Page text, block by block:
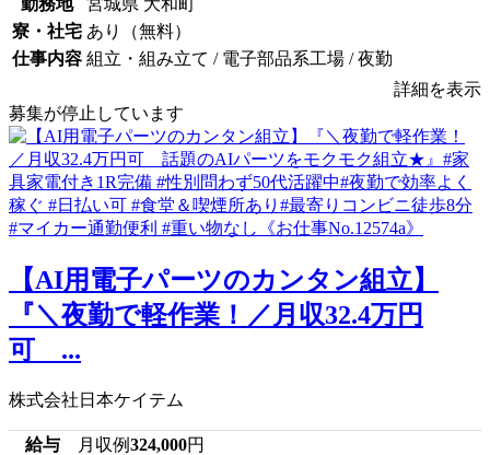
勤務地
宮城県 大和町
寮・社宅 あり（無料）
仕事内容 組立・組み立て / 電子部品系工場 / 夜勤
詳細を表示
募集が停止しています
【AI用電子パーツのカンタン組立】
『＼夜勤で軽作業！／月収32.4万円
可 ...
株式会社日本ケイテム
給与 月収例324,000円